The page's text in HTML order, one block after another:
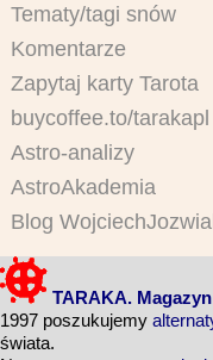
Tematy/tagi snów
Komentarze
Zapytaj karty Tarota
buycoffee.to/tarakapl
Astro-analizy
AstroAkademia
Blog
TARAKA.
1997 poszukujemy
świata.